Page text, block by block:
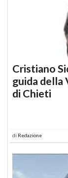
Cristiano
guida della
di Chieti
di Redazione